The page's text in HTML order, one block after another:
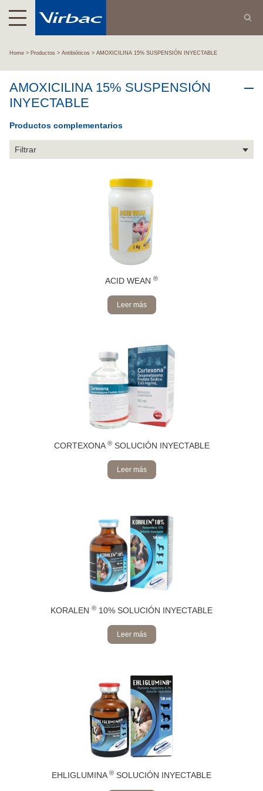
Home Productos Antibióticos AMOXICILINA 15% SUSPENSIÓN INYECTABLE
AMOXICILINA 15% SUSPENSIÓN
INYECTABLE
Productos complementarios
Filtrar
ACID WEAN ®
Leer más
CORTEXONA ®SOLUCIÓN INYECTABLE
Leer más
KORALEN ® 10% SOLUCIÓN INYECTABLE
Leer más
EHLIGLUMINA ® SOLUCIÓN INYECTABLE